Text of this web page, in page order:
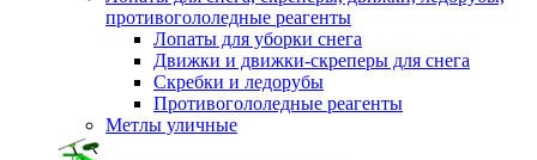
противогололедные реагенты
Лопаты для уборки снега
Движки и движки-скреперы для снега
Скребки и ледорубы
Противогололедные реагенты
Метлы уличные